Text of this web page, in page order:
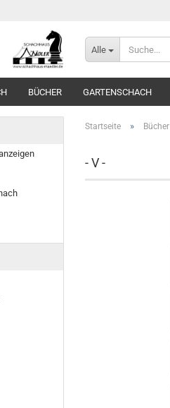
Alle
BÜCHER GARTENSCHACH
Startseite » Bücher
- V -